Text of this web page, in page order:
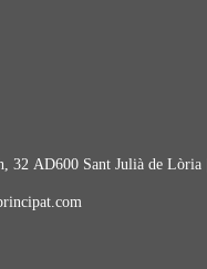
32 AD600 Sant Julià de